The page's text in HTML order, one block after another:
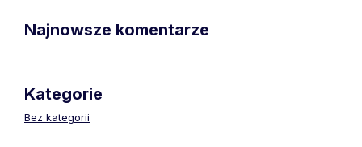
Najnowsze komentarze
Kategorie
Bez kategorii